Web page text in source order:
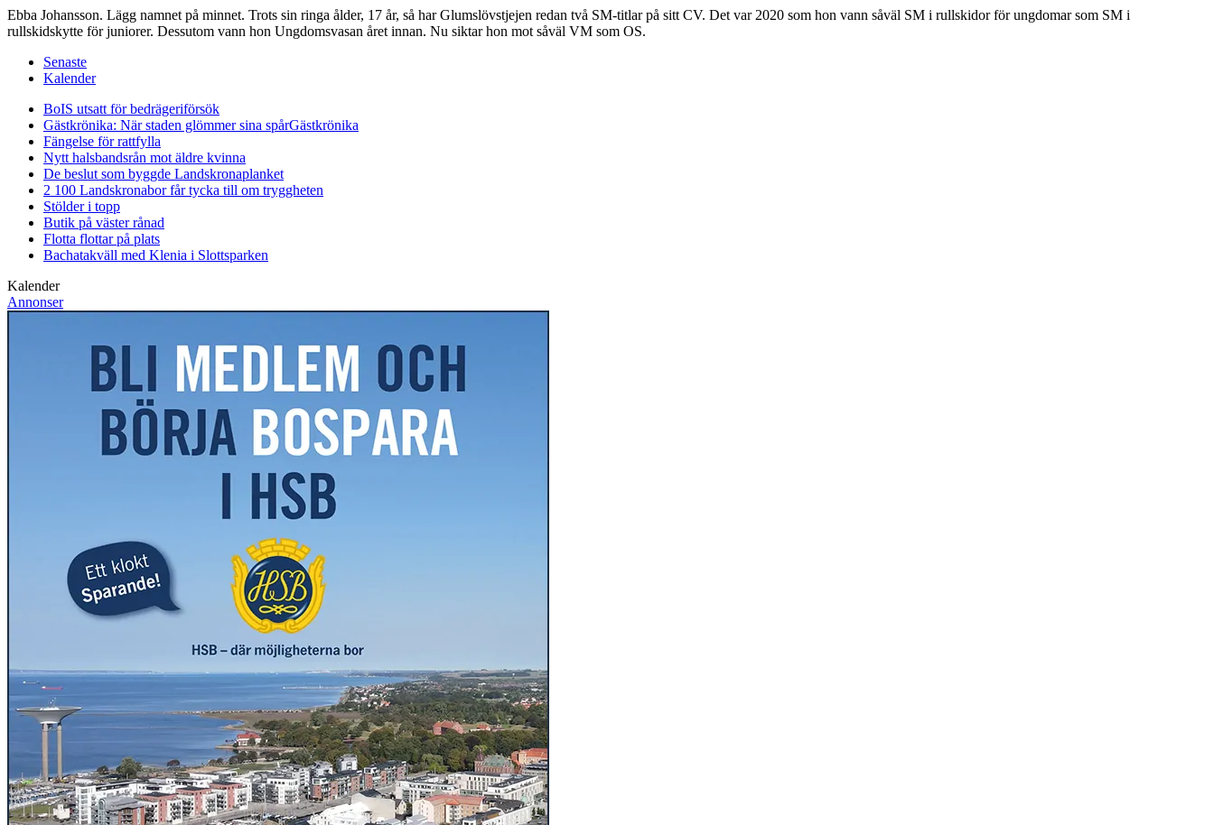
Ebba Johansson. Lägg namnet på minnet. Trots sin ringa ålder, 17 år, så har Glumslövstjejen redan två SM-titlar på sitt CV. Det var 2020 som hon vann såväl SM i rullskidor för ungdomar som SM i
rullskidskytte för juniorer. Dessutom vann hon Ungdomsvasan året innan. Nu siktar hon mot såväl VM som OS.
Senaste
Kalender
BoIS utsatt för bedrägeriförsök
Gästkrönika: När staden glömmer sina spårGästkrönika
Fängelse för rattfylla
Nytt halsbandsrån mot äldre kvinna
De beslut som byggde Landskronaplanket
2 100 Landskronabor får tycka till om tryggheten
Stölder i topp
Butik på väster rånad
Flotta flottar på plats
Bachatakväll med Klenia i Slottsparken
Kalender
Annonser